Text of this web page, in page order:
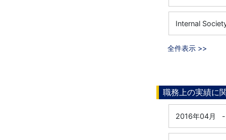
Internal
全件表示 >>
職務上の実績に
2016年04月 -